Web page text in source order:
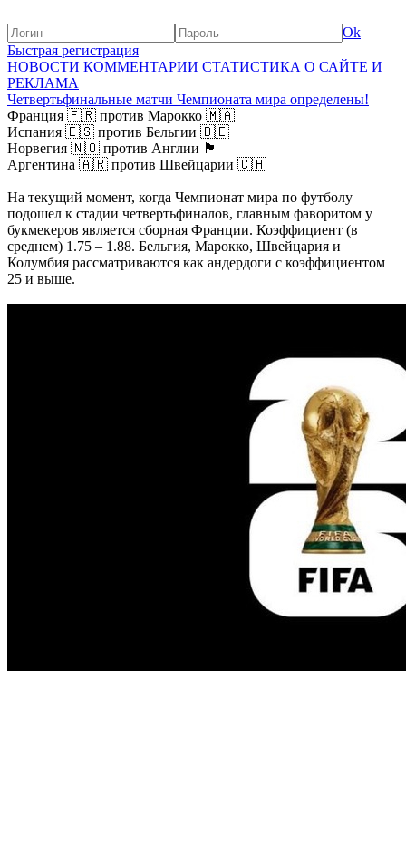
Ok
Быстрая регистрация
НОВОСТИ КОММЕНТАРИИ СТАТИСТИКА О САЙТЕ И
РЕКЛАМА
Четвертьфинальные матчи Чемпионата мира определены!
Франция 🇫🇷 против Марокко 🇲🇦
Испания 🇪🇸 против Бельгии 🇧🇪
Норвегия 🇳🇴 против Англии 🏴󠁧󠁢󠁥󠁮󠁧󠁿
Аргентина 🇦🇷 против Швейцарии 🇨🇭
На текущий момент, когда Чемпионат мира по футболу
подошел к стадии четвертьфиналов, главным фаворитом у
букмекеров является сборная Франции. Коэффициент (в
среднем) 1.75 – 1.88. Бельгия, Марокко, Швейцария и
Колумбия рассматриваются как андердоги с коэффициентом
25 и выше.